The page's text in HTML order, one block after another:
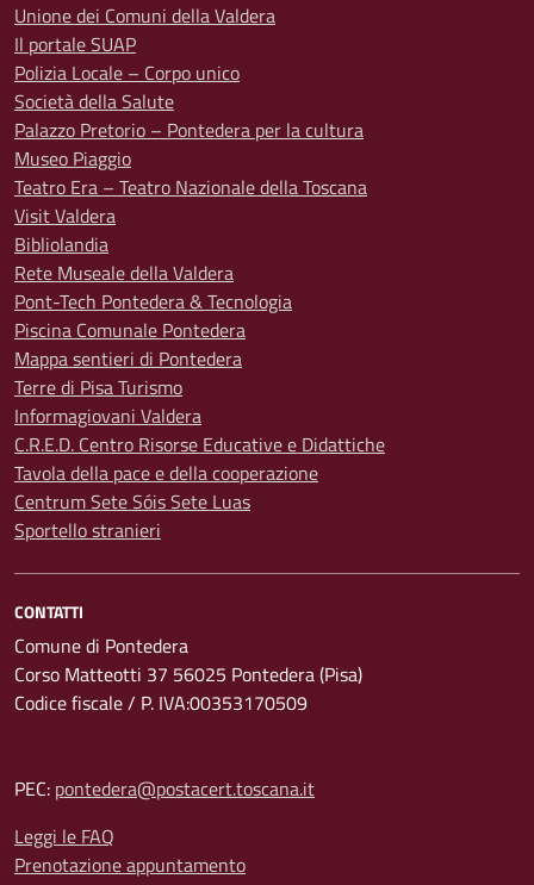
Unione dei Comuni della Valdera
Il portale SUAP
Polizia Locale – Corpo unico
Società della Salute
Palazzo Pretorio – Pontedera per la cultura
Museo Piaggio
Teatro Era – Teatro Nazionale della Toscana
Visit Valdera
Bibliolandia
Rete Museale della Valdera
Pont-Tech Pontedera & Tecnologia
Piscina Comunale Pontedera
Mappa sentieri di Pontedera
Terre di Pisa Turismo
Informagiovani Valdera
C.R.E.D. Centro Risorse Educative e Didattiche
Tavola della pace e della cooperazione
Centrum Sete Sóis Sete Luas
Sportello stranieri
CONTATTI
Comune di Pontedera
Corso Matteotti 37 56025 Pontedera (Pisa)
Codice fiscale / P. IVA:00353170509
PEC: pontedera@postacert.toscana.it
Leggi le FAQ
Prenotazione appuntamento